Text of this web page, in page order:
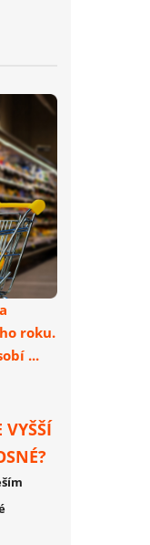
roku.
...
VYŠŠÍ